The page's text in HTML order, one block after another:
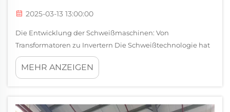
2025-03-13 13:00:00
Die Entwicklung der Schweißmaschinen: Von
Transformatoren zu Invertern Die Schweißtechnologie hat
einen langen Weg zurückgelegt, seitdem diese alten auf
Transformatoren basierenden Maschinen vor Jahrzehnten
MEHR ANZEIGEN